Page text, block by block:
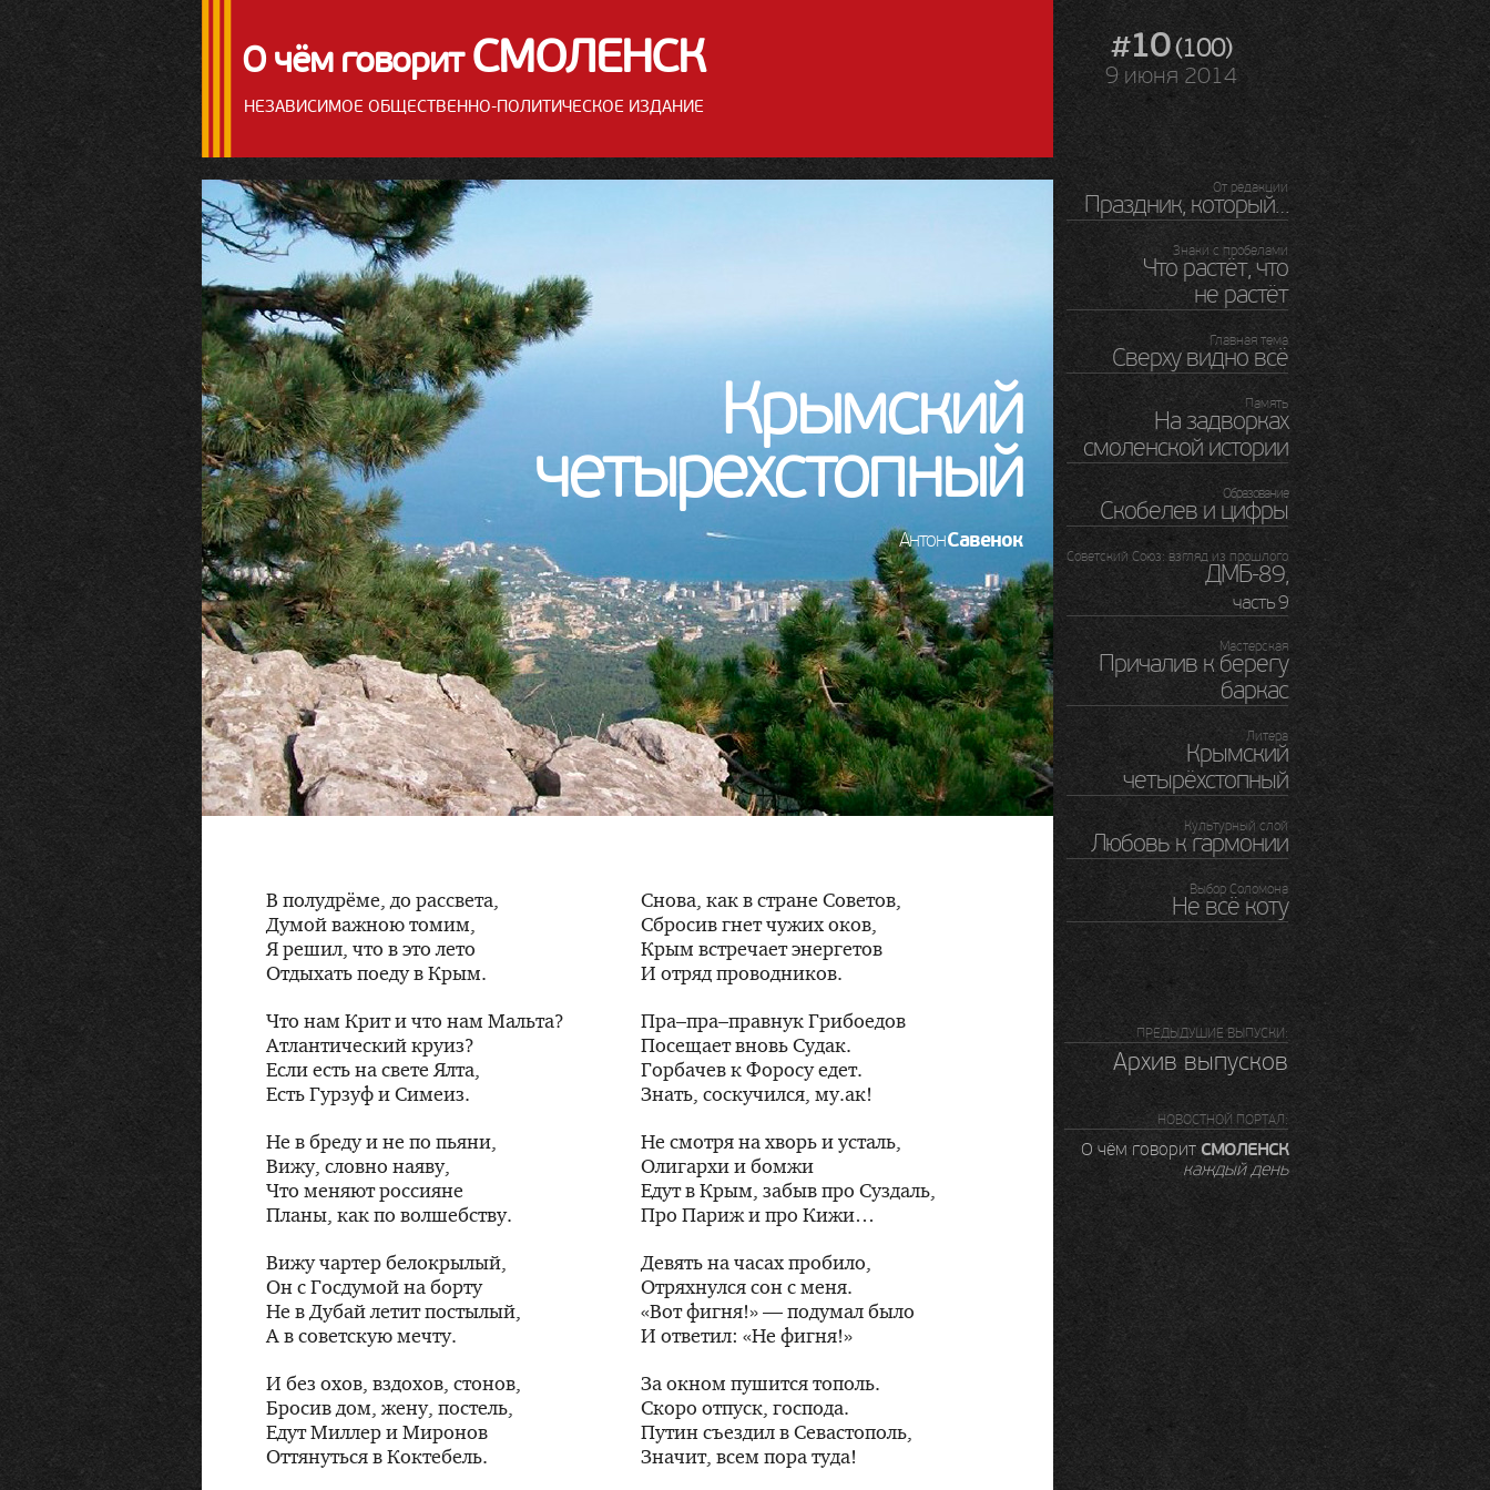
О чём говоритСМОЛЕНСК
НЕЗАВИСИМОЕ ОБЩЕСТВЕННО-ПОЛИТИЧЕСКОЕ ИЗДАНИЕ
#10(100)
9 июня 2014
Крымский
четырехстопный
АнтонСавенок
В полудрёме, до рассвета,
Думой важною томим,
Я решил, что в это лето
Отдыхать поеду в Крым.
Что нам Крит и что нам Мальта?
Атлантический круиз?
Если есть на свете Ялта,
Есть Гурзуф и Симеиз.
Не в бреду и не по пьяни,
Вижу, словно наяву,
Что меняют россияне
Планы, как по волшебству.
Вижу чартер белокрылый,
Он с Госдумой на борту
Не в Дубай летит постылый,
А в советскую мечту.
И без охов, вздохов, стонов,
Бросив дом, жену, постель,
Едут Миллер и Миронов
Оттянуться в Коктебель.
Снова, как в стране Советов,
Сбросив гнет чужих оков,
Крым встречает энергетов
И отряд проводников.
Пра–пра–правнук Грибоедов
Посещает вновь Судак.
Горбачев к Форосу едет.
Знать, соскучился, му.ак!
Не смотря на хворь и усталь,
Олигархи и бомжи
Едут в Крым, забыв про Суздаль,
Про Париж и про Кижи…
Девять на часах пробило,
Отряхнулся сон с меня.
«Вот фигня!» — подумал было
И ответил: «Не фигня!»
За окном пушится тополь.
Скоро отпуск, господа.
Путин съездил в Севастополь,
Значит, всем пора туда!
От редакции
Праздник, который…
Знаки с пробелами
Что растёт, что
не растёт
Главная тема
Сверху видно всё
Память
На задворках
смоленской истории
Образование
Скобелев и цифры
Советский Союз: взгляд из прошлого
ДМБ-89,
часть 9
Мастерская
Причалив к берегу
баркас
Литера
Крымский
четырёхстопный
Культурный слой
Любовь к гармонии
Выбор Соломона
Не всё коту
ПРЕДЫДУШИЕ ВЫПУСКИ:
Архив выпусков
НОВОСТНОЙ ПОРТАЛ:
О чём говорит СМОЛЕНСК
каждый день